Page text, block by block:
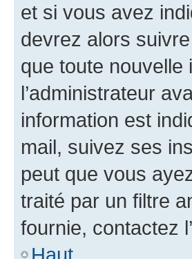
et si vous avez
devrez alors
que toute
l’administrateur
information est
mail, suivez ses
peut que vous
traité par un filtre
fournie, contactez